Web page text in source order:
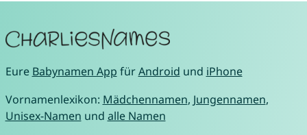
Eure Babynamen App fürAndroid und iPhone
Vornamenlexikon: Mädchennamen, Jungennamen,
Unisex-Namen und alle Namen